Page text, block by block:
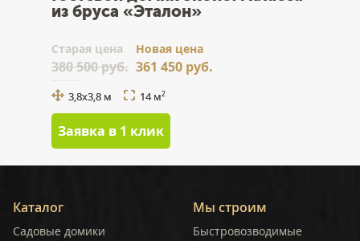
из бруса «Эталон»
Cтарая цена
380 500 руб.
Новая цена
361 450 руб.
3,8x3,8 м 14 м2
Заявка в 1 клик
Каталог
Садовые домики
Мы строим
Быстровозводимые